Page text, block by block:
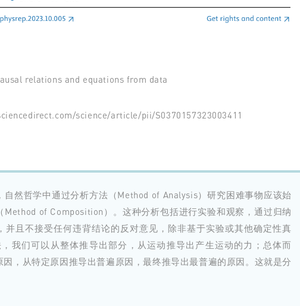
relations and equations from data
science/article/pii/S0370157323003411
自然哲学中通过分析方法（Method of Analysis）研究困难事物应该始
of Composition）。 这种分析包括进行实验和观察，通过归纳
并且不接受任何违背结论的反对意见，除非基于实验或其他确定性真
我们可以从整体推导出部分，从运动推导出产生运动的力； 总体而
，从特定原因推导出普遍原因，最终推导出最普遍的原因。 这就是分